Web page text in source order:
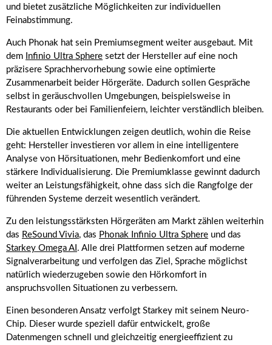
und bietet zusätzliche Möglichkeiten zur individuellen
Feinabstimmung.
Auch Phonak hat sein Premiumsegment weiter ausgebaut. Mit
dem Infinio Ultra Sphere setzt der Hersteller auf eine noch
präzisere Sprachhervorhebung sowie eine optimierte
Zusammenarbeit beider Hörgeräte. Dadurch sollen Gespräche
selbst in geräuschvollen Umgebungen, beispielsweise in
Restaurants oder bei Familienfeiern, leichter verständlich bleiben.
Die aktuellen Entwicklungen zeigen deutlich, wohin die Reise
geht: Hersteller investieren vor allem in eine intelligentere
Analyse von Hörsituationen, mehr Bedienkomfort und eine
stärkere Individualisierung. Die Premiumklasse gewinnt dadurch
weiter an Leistungsfähigkeit, ohne dass sich die Rangfolge der
führenden Systeme derzeit wesentlich verändert.
Zu den leistungsstärksten Hörgeräten am Markt zählen weiterhin
das ReSound Vivia, das Phonak Infinio Ultra Sphere und das
Starkey Omega AI . Alle drei Plattformen setzen auf moderne
Signalverarbeitung und verfolgen das Ziel, Sprache möglichst
natürlich wiederzugeben sowie den Hörkomfort in
anspruchsvollen Situationen zu verbessern.
Einen besonderen Ansatz verfolgt Starkey mit seinem Neuro-
Chip. Dieser wurde speziell dafür entwickelt, große
Datenmengen schnell und gleichzeitig energieeffizient zu